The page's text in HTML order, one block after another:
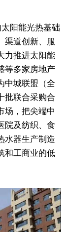
阳能光热基础
渠道创新、服
力推进太阳能
等多家房地产
中城联盟（全
批联合采购合
场，把尖端中
院及纺织、食
水器生产制造
和工商业的低